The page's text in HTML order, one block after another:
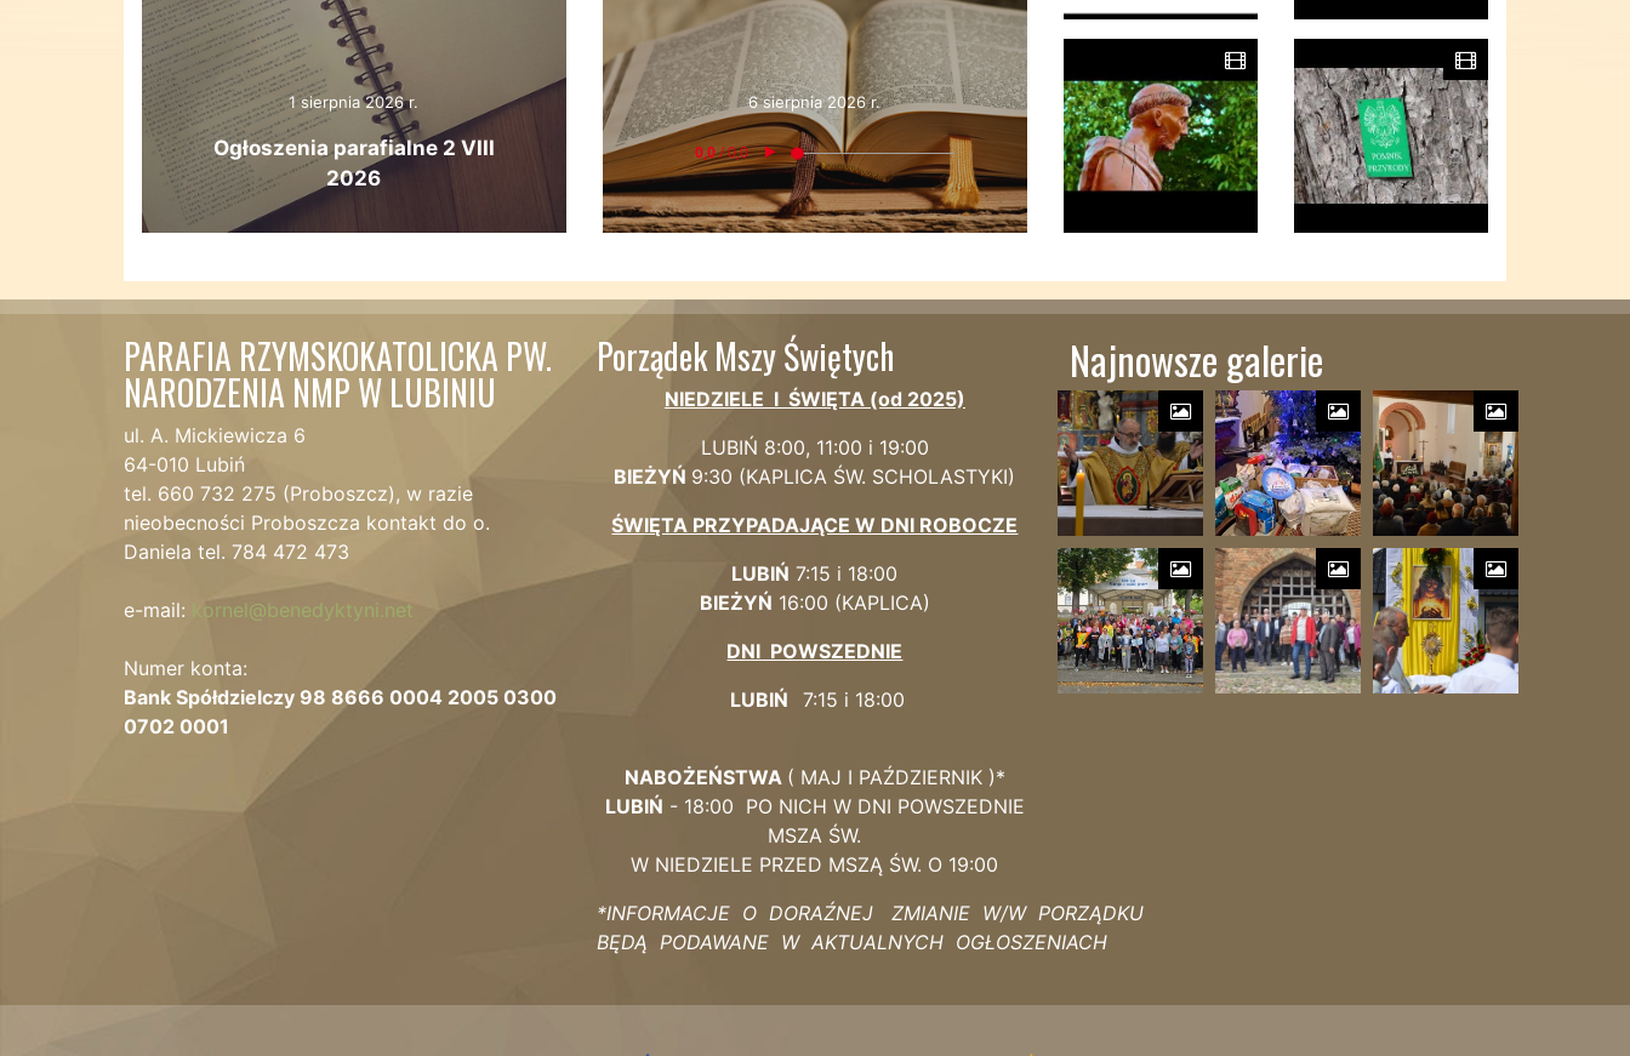
1 sierpnia 2026 r.
Ogłoszenia parafialne 2 VIII
2026
6 sierpnia 2026 r.
PARAFIA RZYMSKOKATOLICKA PW.
NARODZENIA NMP W LUBINIU
ul. A. Mickiewicza 6
64-010 Lubiń
tel. 660 732 275 (Proboszcz), w razie
nieobecności Proboszcza kontakt do o.
Daniela tel. 784 472 473
e-mail: kornel@benedyktyni.net
Numer konta:
Bank Spółdzielczy 98 8666 0004 2005 0300
0702 0001
Porządek Mszy Świętych
NIEDZIELE I ŚWIĘTA (od 2025)
LUBIŃ 8:00, 11:00 i 19:00
BIEŻYŃ 9:30 (KAPLICA ŚW. SCHOLASTYKI)
ŚWIĘTA PRZYPADAJĄCE W DNI ROBOCZE
LUBIŃ 7:15 i 18:00
BIEŻYŃ 16:00 (KAPLICA)
DNI POWSZEDNIE
LUBIŃ7:15 i 18:00
NABOŻEŃSTWA ( MAJ I PAŹDZIERNIK )*
LUBIŃ - 18:00 PO NICH W DNI POWSZEDNIE
MSZA ŚW.
W NIEDZIELE PRZED MSZĄ ŚW. O 19:00
*INFORMACJE O DORAŹNEJ ZMIANIE W/W PORZĄDKU
BĘDĄ PODAWANE W AKTUALNYCH OGŁOSZENIACH
Najnowsze galerie